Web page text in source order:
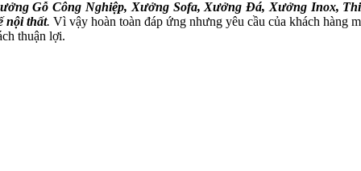
Gỗ Công Nghiệp, Xưởng Sofa, Xưởng Đá, Xưởng Inox,
nội thất. Vì vậy hoàn toàn đáp ứng nhưng yêu cầu của khách hàng
thuận lợi.